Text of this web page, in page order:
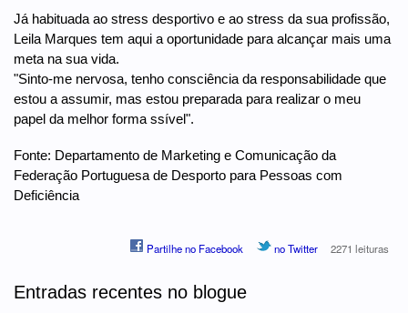
Já habituada ao stress desportivo e ao stress da sua profissão,
Leila Marques tem aqui a oportunidade para alcançar mais uma
meta na sua vida.
"Sinto-me nervosa, tenho consciência da responsabilidade que
estou a assumir, mas estou preparada para realizar o meu
papel da melhor forma ssível".
Fonte: Departamento de Marketing e Comunicação da
Federação Portuguesa de Desporto para Pessoas com
Deficiência
Partilhe no Facebook no Twitter 2271 leituras
Entradas recentes no blogue